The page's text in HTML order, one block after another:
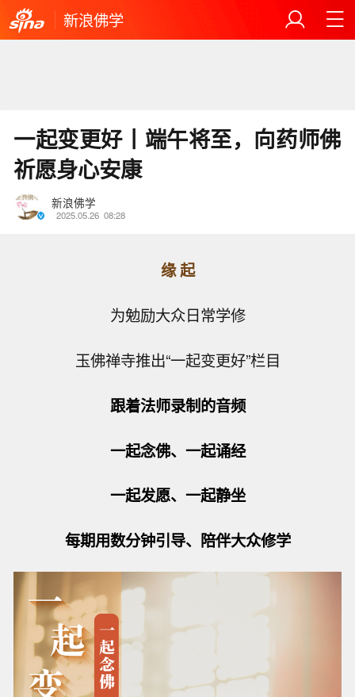
新浪佛学
一起变更好丨端午将至，向药师佛
祈愿身心安康
新浪佛学
2025.05.26 08:28
缘 起
为勉励大众日常学修
玉佛禅寺推出“一起变更好”栏目
跟着法师录制的音频
一起念佛、一起诵经
一起发愿、一起静坐
每期用数分钟引导、陪伴大众修学